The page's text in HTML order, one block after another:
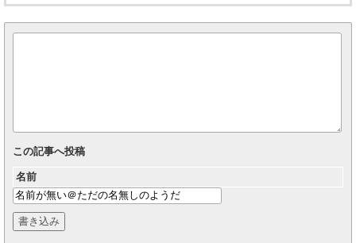
この記事へ投稿
名前